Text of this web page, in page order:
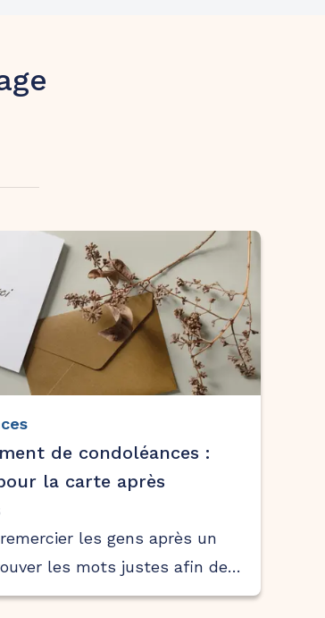
de condoléances :
la carte après
les gens après un
les mots justes afin de
sa reconnaissance à l’égard